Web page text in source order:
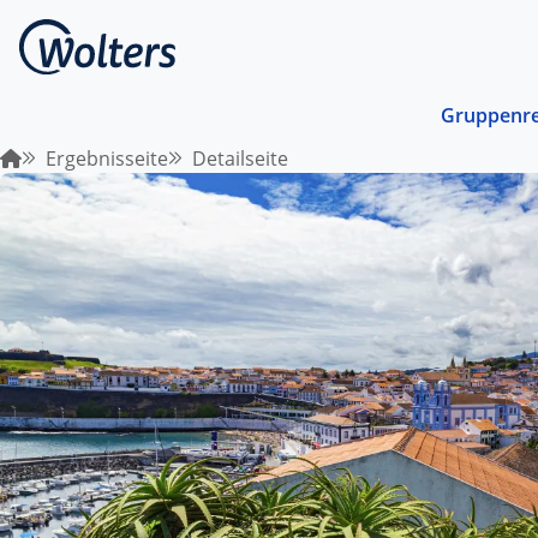
Von
Region
Ergebnisseite
Detailseite